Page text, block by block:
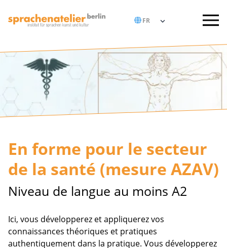
En forme pour le secteur
de la santé (mesure AZAV)
Niveau de langue au moins A2
Ici, vous développerez et appliquerez vos
connaissances théoriques et pratiques
authentiquement dans la pratique. Vous développerez